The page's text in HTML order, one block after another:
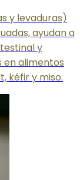
y levaduras)
ayudan a
y
en alimentos
kéfir y miso.